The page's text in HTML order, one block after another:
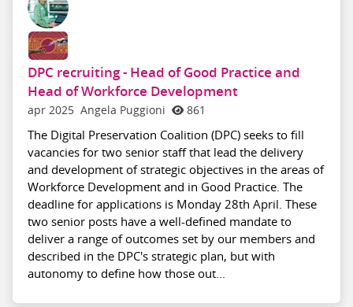
DPC recruiting - Head of Good Practice and
Head of Workforce Development
apr 2025 Angela Puggioni 861
The Digital Preservation Coalition (DPC) seeks to fill
vacancies for two senior staff that lead the delivery
and development of strategic objectives in the areas of
Workforce Development and in Good Practice. The
deadline for applications is Monday 28th April. These
two senior posts have a well-defined mandate to
deliver a range of outcomes set by our members and
described in the DPC's strategic plan, but with
autonomy to define how those out...